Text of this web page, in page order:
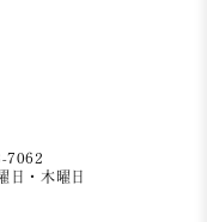
7062
日・木曜日